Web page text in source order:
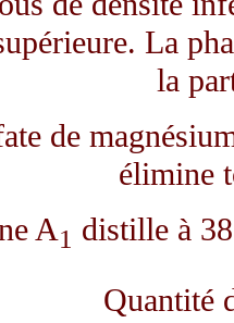
La
la
de
élimine
A1 distille à
Quantité